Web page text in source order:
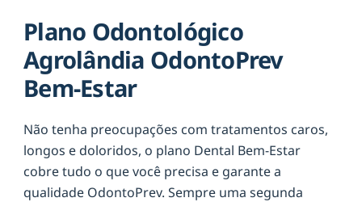
Plano Odontológico
Agrolândia OdontoPrev
Bem-Estar
Não tenha preocupações com tratamentos caros,
longos e doloridos, o plano Dental Bem-Estar
cobre tudo o que você precisa e garante a
qualidade OdontoPrev. Sempre uma segunda